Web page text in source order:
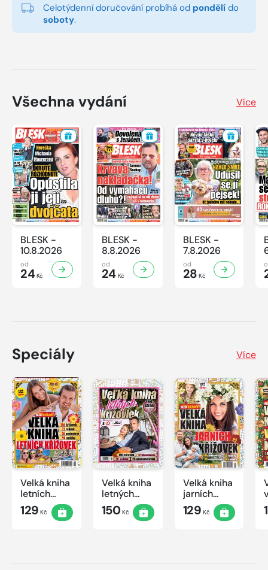
Celotýdenní doručování probíhá od pondělí do
soboty.
Všechna vydání Více
BLESK -
10.8.2026
od
24Kč
BLESK -
8.8.2026
od
24Kč
BLESK -
7.8.2026
od
28 Kč
Speciály Více
Velká kniha
letních
křížovek
2026
129 Kč
Velká kniha
letných
krížoviek s
TV JOJ
150Kč
Velká kniha
jarních
křížovek
2026
129 Kč